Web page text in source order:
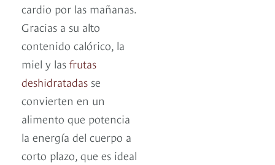
cardio por las mañanas.
Gracias a su alto
contenido calórico, la
miel y las frutas
deshidratadas se
convierten en un
alimento que potencia
la energía del cuerpo a
corto plazo, que es ideal